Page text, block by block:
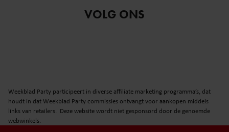
VOLG ONS
Weekblad Party participeert in diverse affiliate marketing programma’s, dat
houdt in dat Weekblad Party commissies ontvangt voor aankopen middels
links van retailers. Deze website wordt niet gesponsord door de genoemde
webwinkels.